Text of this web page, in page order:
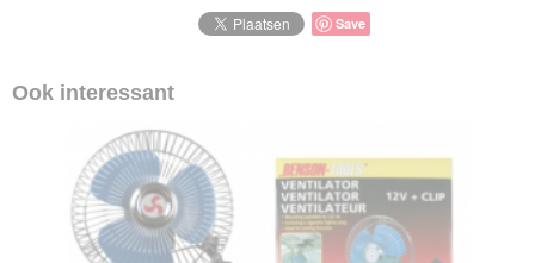
Save
Ook interessant